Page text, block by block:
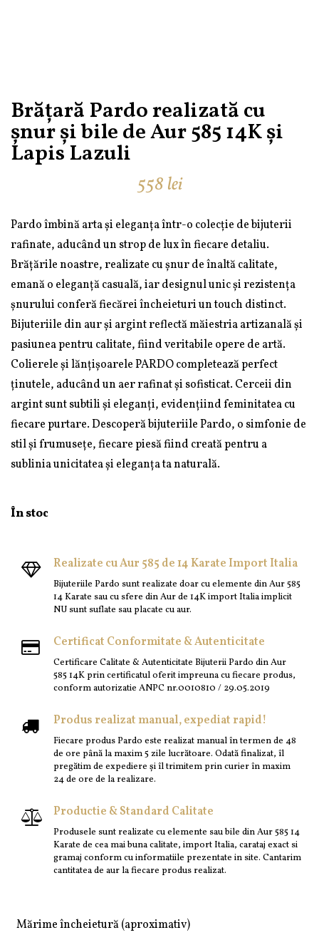
Brățară Pardo realizată cu
șnur și bile de Aur 585 14K și
Lapis Lazuli
558 lei
Pardo îmbină arta și eleganța într-o colecție de bijuterii
rafinate, aducând un strop de lux în fiecare detaliu.
Brățările noastre, realizate cu șnur de înaltă calitate,
emană o eleganță casuală, iar designul unic și rezistența
șnurului conferă fiecărei încheieturi un touch distinct.
Bijuteriile din aur și argint reflectă măiestria artizanală și
pasiunea pentru calitate, fiind veritabile opere de artă.
Colierele și lănțișoarele PARDO completează perfect
ținutele, aducând un aer rafinat și sofisticat. Cerceii din
argint sunt subtili și eleganți, evidențiind feminitatea cu
fiecare purtare. Descoperă bijuteriile Pardo, o simfonie de
stil și frumusețe, fiecare piesă fiind creată pentru a
sublinia unicitatea și eleganța ta naturală.
În stoc
Realizate cu Aur 585 de 14 Karate Import Italia
Bijuteriile Pardo sunt realizate doar cu elemente din Aur 585
14 Karate sau cu sfere din Aur de 14K import Italia implicit
NU sunt suflate sau placate cu aur.
Certificat Conformitate & Autenticitate
Certificare Calitate & Autenticitate Bijuterii Pardo din Aur
585 14K prin certificatul oferit impreuna cu fiecare produs,
conform autorizatie ANPC nr.0010810 / 29.05.2019
Produs realizat manual, expediat rapid!
Fiecare produs Pardo este realizat manual în termen de 48
de ore până la maxim 5 zile lucrătoare. Odată finalizat, îl
pregătim de expediere și îl trimitem prin curier în maxim
24 de ore de la realizare.
Productie & Standard Calitate
Produsele sunt realizate cu elemente sau bile din Aur 585 14
Karate de cea mai buna calitate, import Italia, carataj exact si
gramaj conform cu informatiile prezentate in site. Cantarim
cantitatea de aur la fiecare produs realizat.
Mărime încheietură (aproximativ)